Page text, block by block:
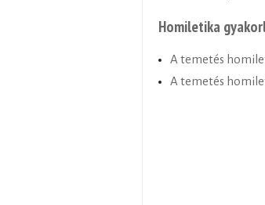
Homiletika
A temetés
A temetés